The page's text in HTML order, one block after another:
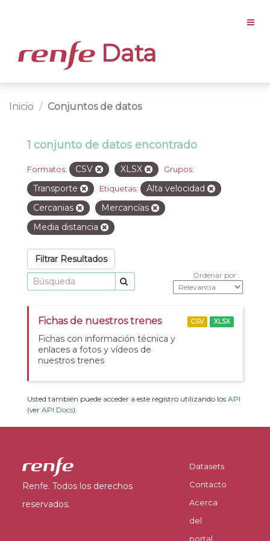
Data
Inicio Conjuntos de datos
1 conjunto de datos encontrado
Formatos: CSV XLSX Grupos:
Transporte Etiquetas:
Alta velocidad
Cercanias
Mercancías
Media distancia
Filtrar Resultados
Ordenar por
Fichas de nuestros trenes
Fichas con información técnica y
enlaces a fotos y vídeos de
nuestros trenes
CSV XLSX
Usted también puede acceder a este registro utilizando los API
(ver API Docs).
Renfe. Todos los derechos
reservados.
Datasets
Contacto
Acerca
del
portal